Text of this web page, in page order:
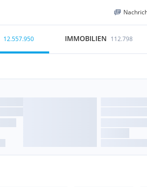
12.557.950 IMMOBILIEN 112.798